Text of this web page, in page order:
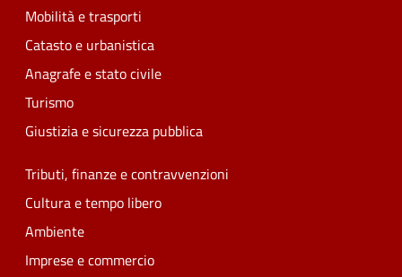
Mobilità e trasporti
Catasto e urbanistica
Anagrafe e stato civile
Turismo
Giustizia e sicurezza pubblica
Tributi, finanze e contravvenzioni
Cultura e tempo libero
Ambiente
Imprese e commercio